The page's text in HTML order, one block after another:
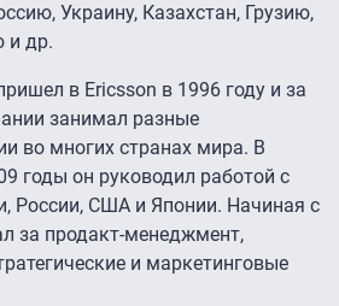
Украину, Казахстан, Грузию,
и др.
в Ericsson в 1996 году и за
занимал разные
во многих странах мира. В
годы он руководил работой с
России, США и Японии. Начиная с
за продакт-менеджмент,
и маркетинговые